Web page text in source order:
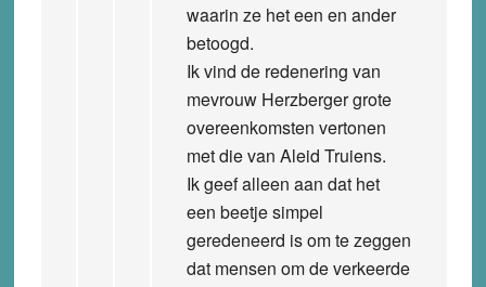
waarin ze het een en ander
betoogd.
Ik vind de redenering van
mevrouw Herzberger grote
overeenkomsten vertonen
met die van Aleid Truiens.
Ik geef alleen aan dat het
een beetje simpel
geredeneerd is om te zeggen
dat mensen om de verkeerde